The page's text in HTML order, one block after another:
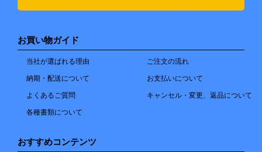
お買い物ガイド
当社が選ばれる理由 ご注文の流れ
納期・配送について お支払いについて
よくあるご質問 キャンセル・変更、返品について
各種書類について
おすすめコンテンツ